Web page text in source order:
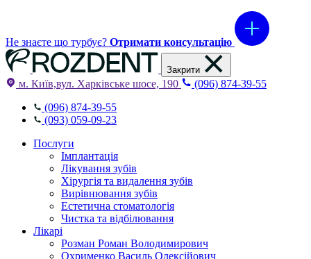
Не знаєте що турбує? Отримати консультацію
Закрити
м. Київ,вул. Харківське шосе, 190
(096) 874-39-55
(096) 874-39-55
(093) 059-09-23
Послуги
Імплантація
Лікування зубів
Хірургія та видалення зубів
Вирівнювання зубів
Естетична стоматологія
Чистка та відбілювання
Лікарі
Розман Роман Володимирович
Охрименко Василь Олексійович